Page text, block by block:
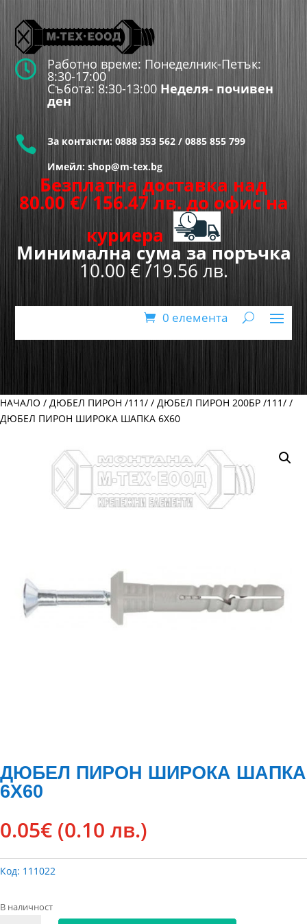
 Работно време: Понеделник-Петък:
8:30-17:00
Събота: 8:30-13:00 Неделя- почивен
ден
 За контакти: 0888 353 562 / 0885 855 799
Имейл: shop@m-tex.bg
Безплатна доставка над
80.00 €/ 156.47 лв. до офис на
куриера
Минимална сума за поръчка
10.00 € /19.56 лв.
0 елемента
НАЧАЛО / ДЮБЕЛ ПИРОН /111/ / ДЮБЕЛ ПИРОН 200БР /111/ /
ДЮБЕЛ ПИРОН ШИРОКА ШАПКА 6Х60
ДЮБЕЛ ПИРОН ШИРОКА ШАПКА
6Х60
0.05€ (0.10 лв.)
Код: 111022
В наличност